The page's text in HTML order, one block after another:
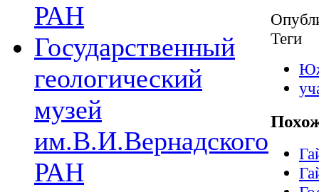
РАН
Государственный
геологический
музей
им.В.И.Вернадского
РАН
Теги